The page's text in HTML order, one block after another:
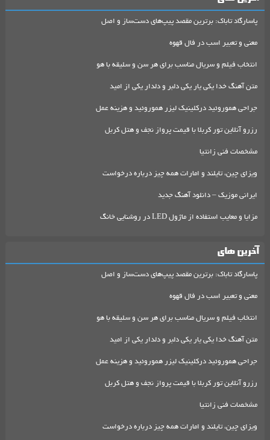
پاسارگاد تاباک: برترین مقصد پیپ‌های دست‌ساز و اصل
معنی و تعبیر اسب در فال قهوه
انتخاب فیلم و سریال مناسب برای هر سن و سلیقه با هو
متن آهنگ خدا یکی یار یکی دلبر و دلدار یکی از امید
جراحی هموروئید درکلینیک لیزر هموروئید و هزینه عمل
رزرو آنلاین تور کربلا با قیمت پرواز نجف و هتل کربل
مشخصات فنی زانتیا
ویزای چین، تایلند و امارات همه چیز درباره درخواست
ایرانی موزیک – دانلود آهنگ جدید
مزایا و معایب استفاده از ماژول LED در روشنایی خانگ
آخرین های
پاسارگاد تاباک: برترین مقصد پیپ‌های دست‌ساز و اصل
معنی و تعبیر اسب در فال قهوه
انتخاب فیلم و سریال مناسب برای هر سن و سلیقه با هو
متن آهنگ خدا یکی یار یکی دلبر و دلدار یکی از امید
جراحی هموروئید درکلینیک لیزر هموروئید و هزینه عمل
رزرو آنلاین تور کربلا با قیمت پرواز نجف و هتل کربل
مشخصات فنی زانتیا
ویزای چین، تایلند و امارات همه چیز درباره درخواست